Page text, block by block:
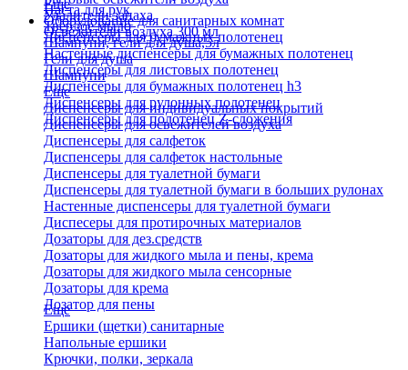
Паста для рук
Твердое мыло
Шампуни, гели для душа,5л
Гели для душа
Шампуни
Удалители запаха
Освежители воздуха 300 мл
Еще
Оборудование для санитарных комнат
Диспенсеры для бумажных полотенец
Настенные диспенсеры для бумажных полотенец
Диспенсеры для листовых полотенец
Диспенсеры для бумажных полотенец h3
Диспенсеры для рулонных полотенец
Диспенсеры для полотенец Z-сложения
Еще
Диспенсеры для индивидуальных покрытий
Диспенсеры для освежителей воздуха
Диспенсеры для салфеток
Диспенсеры для салфеток настольные
Диспенсеры для туалетной бумаги
Диспенсеры для туалетной бумаги в больших рулонах
Настенные диспенсеры для туалетной бумаги
Диспесеры для протирочных материалов
Дозаторы для дез.средств
Дозаторы для жидкого мыла и пены, крема
Дозаторы для жидкого мыла сенсорные
Дозаторы для крема
Дозатор для пены
Еще
Ершики (щетки) санитарные
Напольные ершики
Крючки, полки, зеркала